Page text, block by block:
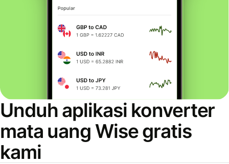
Unduh aplikasi konverter
mata uang Wise gratis
kami